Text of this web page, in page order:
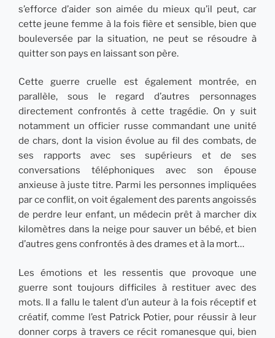
s’efforce d’aider son aimée du mieux qu’il peut, car
cette jeune femme à la fois fière et sensible, bien que
bouleversée par la situation, ne peut se résoudre à
quitter son pays en laissant son père.
Cette guerre cruelle est également montrée, en
parallèle, sous le regard d’autres personnages
directement confrontés à cette tragédie. On y suit
notamment un officier russe commandant une unité
de chars, dont la vision évolue au fil des combats, de
ses rapports avec ses supérieurs et de ses
conversations téléphoniques avec son épouse
anxieuse à juste titre. Parmi les personnes impliquées
par ce conflit, on voit également des parents angoissés
de perdre leur enfant, un médecin prêt à marcher dix
kilomètres dans la neige pour sauver un bébé, et bien
d’autres gens confrontés à des drames et à la mort…
Les émotions et les ressentis que provoque une
guerre sont toujours difficiles à restituer avec des
mots. Il a fallu le talent d’un auteur à la fois réceptif et
créatif, comme l’est Patrick Potier, pour réussir à leur
donner corps à travers ce récit romanesque qui, bien